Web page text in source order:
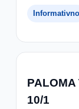
Informativno
PALOMA
10/1